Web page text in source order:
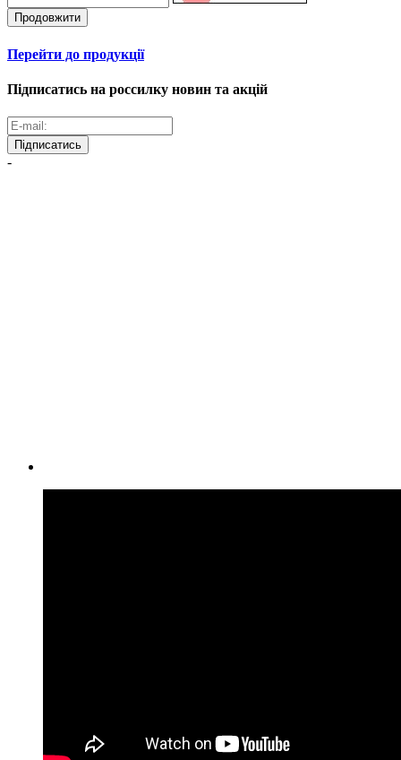
Продовжити
Перейти до продукції
Підписатись на россилку новин та акцій
Підписатись
-